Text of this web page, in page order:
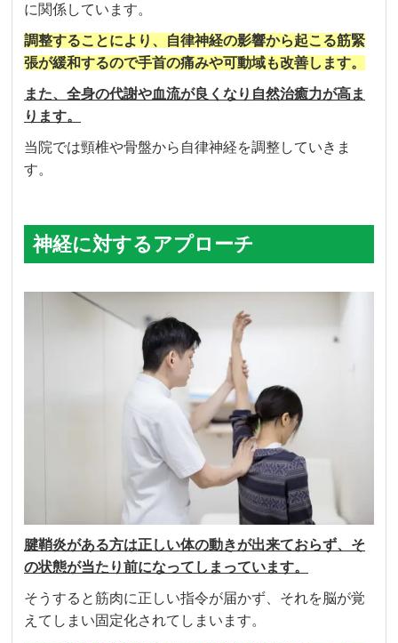
に関係しています。
調整することにより、
自律神経の影響から起こる筋緊
張が緩和するので手首の痛みや可動域も改善します。
また、全身の代謝や血流が良くなり自然治癒力が高ま
ります。
当院では頸椎や骨盤から自律神経を調整していきま
す。
神経に対するアプローチ
腱鞘炎がある方は正しい体の動きが出来ておらず、そ
の状態が当たり前になってしまっています。
そうすると筋肉に正しい指令が届かず、それを脳が覚
えてしまい固定化されてしまいます。